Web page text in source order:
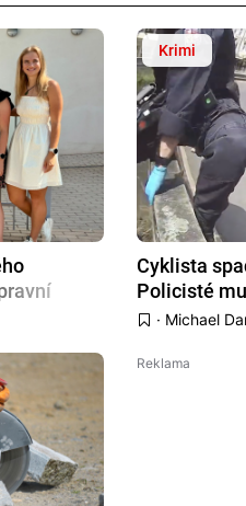
Krimi
Cyklista
Policisté
· Michael